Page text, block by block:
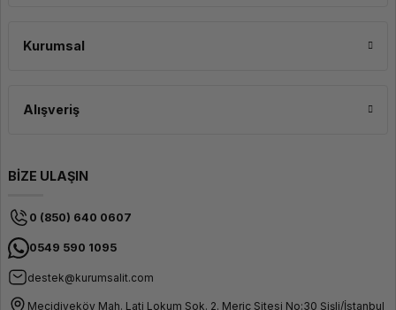
Kurumsal
Alışveriş
BİZE ULAŞIN
0 (850) 640 0607
0549 590 1095
destek@kurumsalit.com
Mecidiyeköy Mah. Lati Lokum Sok. 2. Meriç Sitesi No:30 Şişli/İstanbul